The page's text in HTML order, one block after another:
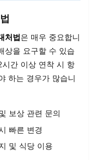
처법은 매우 중요합니
상을 요구할 수 있습
시간 이상 연착 시 항
하는 경우가 많습니
보상 관련 문의
빠른 변경
및 식당 이용